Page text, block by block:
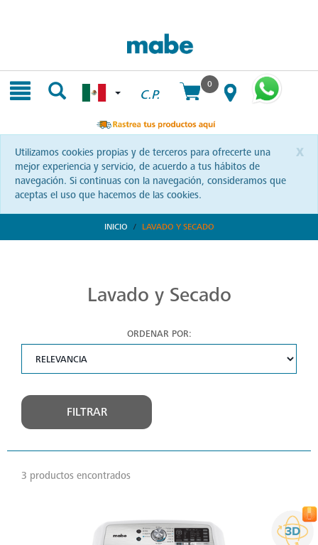
C.P.
0
x
Utilizamos cookies propias y de terceros para ofrecerte una
mejor experiencia y servicio, de acuerdo a tus hábitos de
navegación. Si continuas con la navegación, consideramos que
aceptas el uso que hacemos de las cookies.
INICIO LAVADO Y SECADO
Lavado y Secado
ORDENAR POR:
FILTRAR
3 productos encontrados